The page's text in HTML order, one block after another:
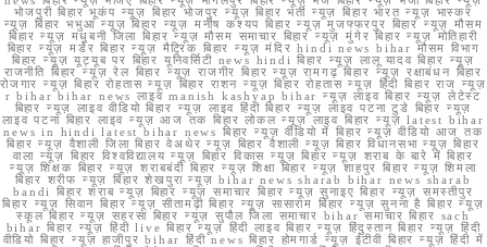
भोजपुरी बिहार भूकंप न्यूज़ बिहार भोजपुर न्यूज़ बिहार भर्ती न्यूज़ बिहार भारत न्यूज़ भास्कर
न्यूज़ बिहार भभुआ न्यूज़ बिहार न्यूज़ मनीष कश्यप बिहार न्यूज़ मुजफ्फरपुर बिहार न्यूज़ मौसम
बिहार न्यूज़ मधुबनी जिला बिहार न्यूज़ मौसम समाचार बिहार न्यूज़ मुंगेर बिहार न्यूज़ मोतिहारी
बिहार न्यूज़ मर्डर बिहार न्यूज़ मैट्रिक बिहार न्यूज़ मंदिर hindi news bihar मौसम विभाग
बिहार न्यूज़ यूट्यूब पर बिहार यूनिवर्सिटी news hindi बिहार न्यूज़ लालू यादव बिहार न्यूज़
राजनीति बिहार न्यूज़ रेल बिहार न्यूज़ राजगीर बिहार न्यूज़ रामगढ़ बिहार न्यूज़ रक्षाबंधन बिहार
रोजगार न्यूज़ बिहार रोहतास न्यूज़ बिहार राशन न्यूज़ बिहार रोहतास न्यूज़ हिंदी बिहार राज न्यूज़
r bihar bihar news लाइव manish kashyap bihar न्यूज़ लाइव बिहार न्यूज़ लेटेस्ट
बिहार न्यूज़ लाइव वीडियो बिहार न्यूज़ लाइव हिंदी बिहार न्यूज़ लाइव पटना टुडे बिहार न्यूज़
लाइव पटना बिहार लाइव न्यूज़ आज तक बिहार लोकल न्यूज़ लाइव बिहार न्यूज़ latest bihar
news in hindi latest bihar news बिहार न्यूज़ वीडियो में बिहार न्यूज़ वीडियो आज तक
बिहार न्यूज़ वैशाली जिला बिहार वेअथेर न्यूज़ बिहार वैशाली न्यूज़ बिहार विधानसभा न्यूज़ बिहार
वाला न्यूज़ बिहार विश्वविद्यालय न्यूज़ बिहार विकास न्यूज़ बिहार न्यूज़ शराब के बारे में बिहार
न्यूज़ शिक्षक बिहार न्यूज़ शराबबंदी बिहार न्यूज़ शिक्षा बिहार न्यूज़ शाहपुर बिहार न्यूज़ शिमला
बिहार शरीफ न्यूज़ बिहार शेखपुरा न्यूज़ bihar news sharab bihar news sharab
bandi बिहार शराब न्यूज़ बिहार न्यूज़ समाचार बिहार न्यूज़ सुनाइए बिहार न्यूज़ समस्तीपुर
बिहार न्यूज़ सिवान बिहार न्यूज़ सीतामढ़ी बिहार न्यूज़ सासाराम बिहार न्यूज़ सुनना है बिहार न्यूज़
स्कूल बिहार न्यूज़ सहरसा बिहार न्यूज़ सुपौल जिला समाचार bihar समाचार बिहार sach
bihar बिहार न्यूज़ हिंदी live बिहार न्यूज़ हिंदी लाइव बिहार न्यूज़ हिंदुस्तान बिहार न्यूज़ हिंदी
वीडियो बिहार न्यूज़ हाजीपुर bihar हिंदी news बिहार होमगार्ड न्यूज़ ईटीवी बिहार न्यूज़ हिंदी में